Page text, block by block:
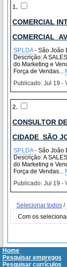
1.
COMERCIAL
SP.LDA- São João
Descrição: A
do Marketing e
Força de Vendas...
Publicado: Jul 19 -
2.
CONSULTOR
CIDADE_SÃO
SP.LDA- São João
Descrição: A
do Marketing e
Força de Vendas...
Publicado: Jul 19 -
Selecionar todos /
Home
Pesquisar empregos
Pesquisar currículos